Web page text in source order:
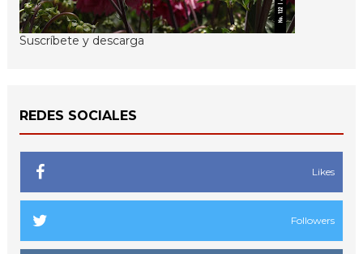
Suscríbete y descarga
REDES SOCIALES
Likes
Followers